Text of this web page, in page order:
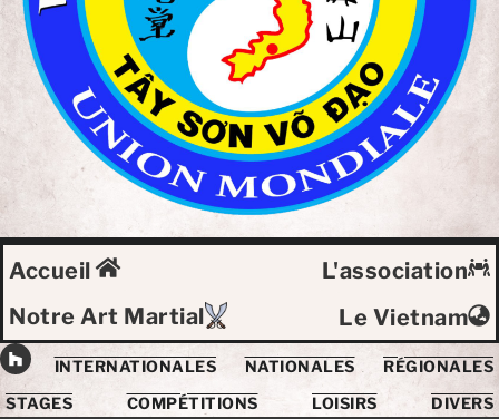
Accueil
L'association
Notre Art Martial
Le Vietnam
INTERNATIONALES NATIONALES
RÉGIONALES
STAGES
COMPÉTITIONS LOISIRS DIVERS